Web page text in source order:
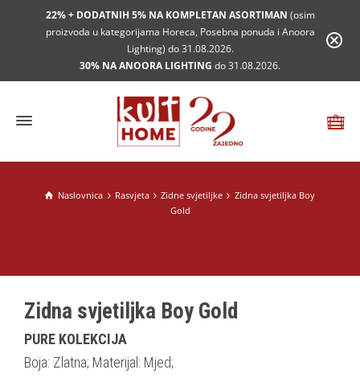
22% + DODATNIH 5% NA KOMPLETAN ASORTIMAN (osim
proizvoda u kategorijama Horeca, Posebna ponuda i Anoora
Lighting) do 31.08.2026.
30% NA ANOORA LIGHTING do 31.08.2026.
Naslovnica Rasvjeta Zidne svjetiljke
Zidna svjetiljka Boy
Gold
Zidna svjetiljka Boy Gold
PURE KOLEKCIJA
Boja: Zlatna; Materijal: Mjed;